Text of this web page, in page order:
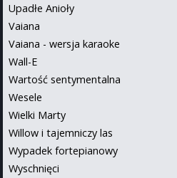
Upadłe Anioły
Vaiana
Vaiana - wersja karaoke
Wall-E
Wartość sentymentalna
Wesele
Wielki Marty
Willow i tajemniczy las
Wypadek fortepianowy
Wyschnięci